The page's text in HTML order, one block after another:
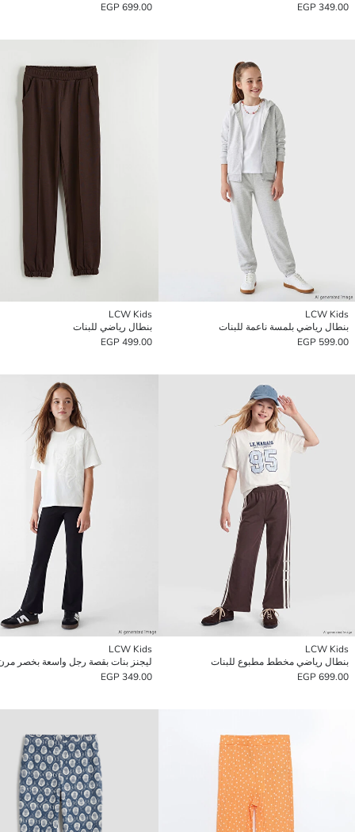
349.00 EGP
699.00 EGP
LCW Kids
بنطال رياضي بلمسة ناعمة للبنات
599.00 EGP
LCW Kids
بنطال رياضي للبنات
499.00 EGP
LCW Kids
بنطال رياضي مخطط مطبوع للبنات
699.00 EGP
LCW Kids
ليجنز بنات بقصة رجل واسعة بخصر
349.00 EGP